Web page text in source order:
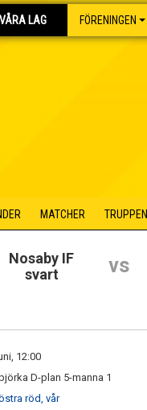
VÅRA LAG FÖRENINGEN
MATCHER TRUPPEN
Nosaby IF
svart
vs
12:00
D-plan 5-manna 1
röd, vår